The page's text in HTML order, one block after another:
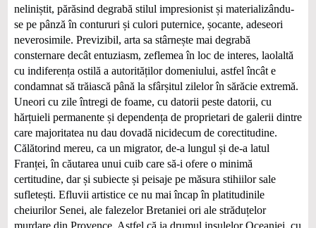
neliniștit, părăsind degrabă stilul impresionist și materializându-
se pe pânză în contururi și culori puternice, șocante, adeseori
neverosimile. Previzibil, arta sa stârnește mai degrabă
consternare decât entuziasm, zeflemea în loc de interes, laolaltă
cu indiferența ostilă a autorităților domeniului, astfel încât e
condamnat să trăiască până la sfârșitul zilelor în sărăcie extremă.
Uneori cu zile întregi de foame, cu datorii peste datorii, cu
hărțuieli permanente și dependența de proprietari de galerii dintre
care majoritatea nu dau dovadă nicidecum de corectitudine.
Călătorind mereu, ca un migrator, de-a lungul și de-a latul
Franței, în căutarea unui cuib care să-i ofere o minimă
certitudine, dar și subiecte și peisaje pe măsura stihiilor sale
sufletești. Efluvii artistice ce nu mai încap în platitudinile
cheiurilor Senei, ale falezelor Bretaniei ori ale străduțelor
murdare din Provence. Astfel că ia drumul insulelor Oceaniei, cu